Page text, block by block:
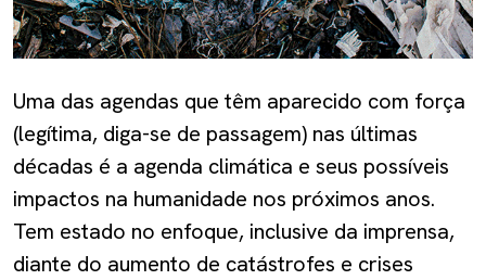
Uma das agendas que têm aparecido com força
(legítima, diga-se de passagem) nas últimas
décadas é a agenda climática e seus possíveis
impactos na humanidade nos próximos anos.
Tem estado no enfoque, inclusive da imprensa,
diante do aumento de catástrofes e crises